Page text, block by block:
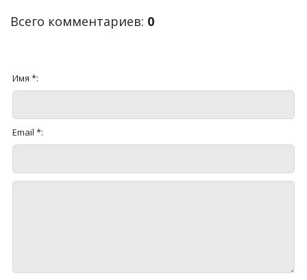
Всего комментариев: 0
Имя *:
Email *: